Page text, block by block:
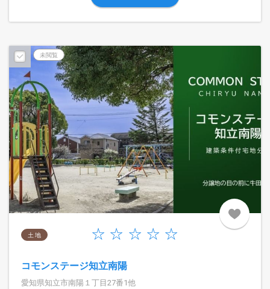
未閲覧
土 地
コモンステージ知立南陽
愛知県知立市南陽１丁目27番1他